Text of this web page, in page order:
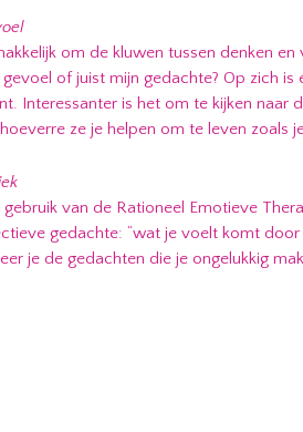
om de kluwen tussen denken
gevoel of juist mijn gedachte? Op zich
Interessanter is het om te kijken naar
ze je helpen om te leven zoals
van de Rationeel Emotieve
gedachte: “wat je voelt komt door
je de gedachten die je ongelukkig